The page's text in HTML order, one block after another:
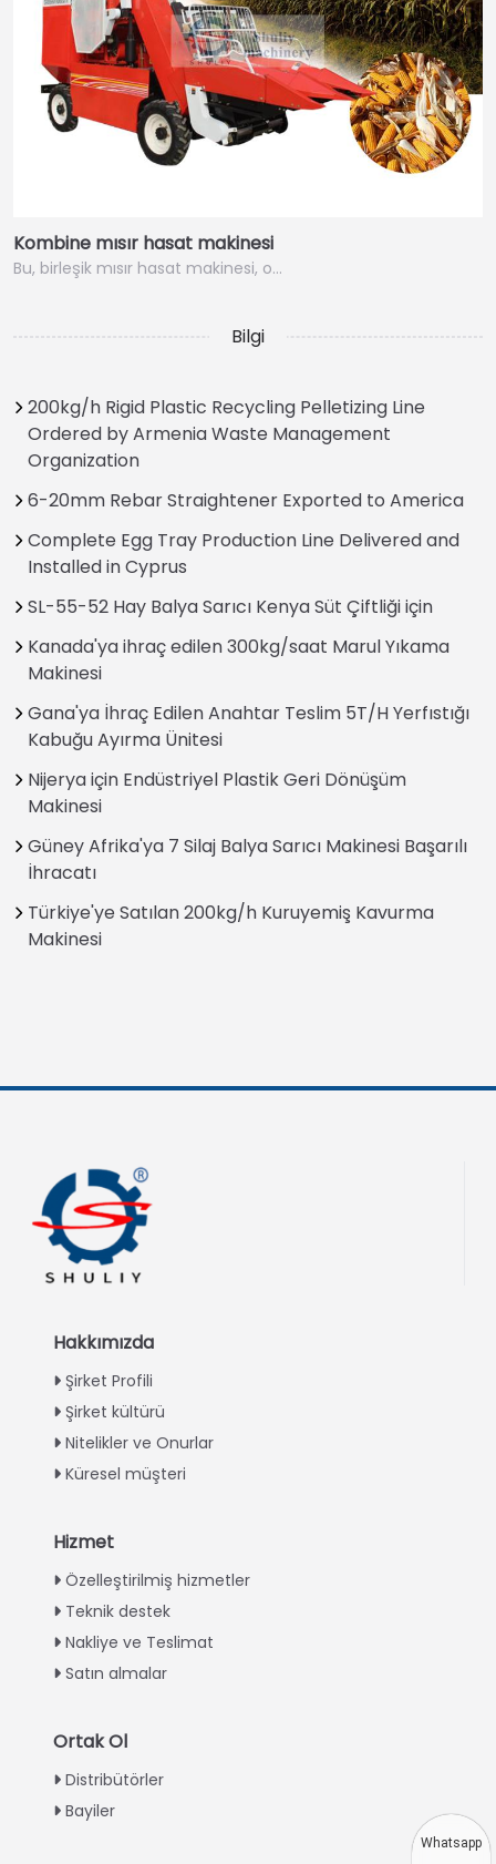
Kombine mısır hasat makinesi
Bu, birleşik mısır hasat makinesi, o…
Bilgi
200kg/h Rigid Plastic Recycling Pelletizing Line
Ordered by Armenia Waste Management
Organization
6-20mm Rebar Straightener Exported to America
Complete Egg Tray Production Line Delivered and
Installed in Cyprus
SL-55-52 Hay Balya Sarıcı Kenya Süt Çiftliği için
Kanada'ya ihraç edilen 300kg/saat Marul Yıkama
Makinesi
Gana'ya İhraç Edilen Anahtar Teslim 5T/H Yerfıstığı
Kabuğu Ayırma Ünitesi
Nijerya için Endüstriyel Plastik Geri Dönüşüm
Makinesi
Güney Afrika'ya 7 Silaj Balya Sarıcı Makinesi Başarılı
İhracatı
Türkiye'ye Satılan 200kg/h Kuruyemiş Kavurma
Makinesi
Hakkımızda
Şirket Profili
Şirket kültürü
Nitelikler ve Onurlar
Küresel müşteri
Hizmet
Özelleştirilmiş hizmetler
Teknik destek
Nakliye ve Teslimat
Satın almalar
Ortak Ol
Distribütörler
Bayiler
Urdu
Greek
Italian
Whatsapp